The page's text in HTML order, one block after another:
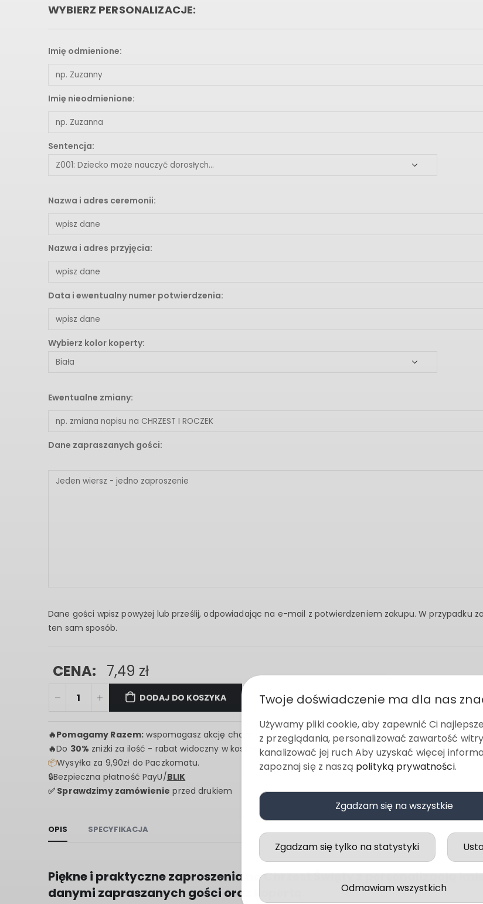
WYBIERZ PERSONALIZACJE:
Imię odmienione:
Imię nieodmienione:
Sentencja:
Nazwa i adres ceremonii:
Nazwa i adres przyjęcia:
Data i ewentualny numer potwierdzenia:
Wybierz kolor koperty:
Ewentualne zmiany:
Dane zapraszanych gości:
Dane gości wpisz powyżej lub prześlij, odpowiadając na e-mail z potwierdzeniem zakupu. W przypadku
ten sam sposób.
CENA: 7,49 zł
DODAJ DO KOSZYKA
🔥Pomagamy Razem: wspomagasz akcję charytatywną.
🔥Do 30% zniżki za ilość - rabat widoczny w koszyku.
📦Wysyłka za 9,90zł do Paczkomatu.
🔒Bezpieczna płatność PayU/BLIK
✅ Sprawdzimy zamówienie przed drukiem
OPIS SPECYFIKACJA
Piękne i praktyczne zaproszenia na Chrzest Święty z personalizacją
danymi zapraszanych gości oraz kopertą.
Twoje doświadczenie ma dla nas
Używamy pliki cookie, aby zapewnić Ci
z przeglądania, personalizować zawartość
kanalizować jej ruch Aby uzyskać więcej
zapoznaj się z naszą polityką prywatności.
Zgadzam się na wszystkie
Zgadzam się tylko na statystyki
Odmawiam wszystkich